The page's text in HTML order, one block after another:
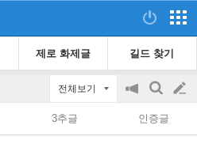
제로 화제글 길드 찾기
전체보기
공
on/off
검
색
글
쓰
3추글 인증글